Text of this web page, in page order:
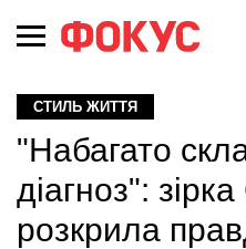
СТИЛЬ ЖИТТЯ
"Набагато
діагноз":
розкрила